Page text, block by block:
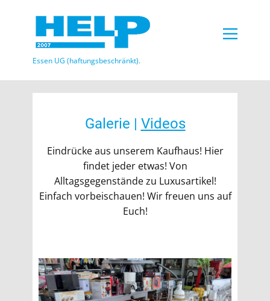
Essen UG (haftungsbeschränkt)​.
Galerie | Videos
Eindrücke aus unserem Kaufhaus! Hier
findet jeder etwas! Von
Alltagsgegenstände zu Luxusartikel!
Einfach vorbeischauen! Wir freuen uns auf
Euch!